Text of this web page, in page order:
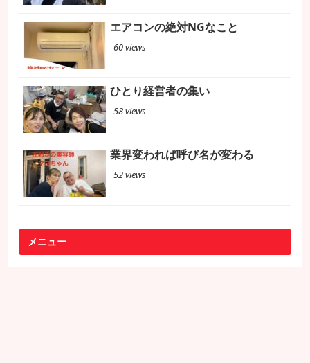
エアコンの絶対NGなこと
60 views
ひとり経営者の集い
58 views
業界変われば呼び名が変わる
52 views
メニュー